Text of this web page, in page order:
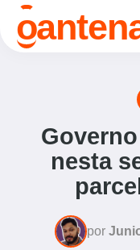
o
nesta
por